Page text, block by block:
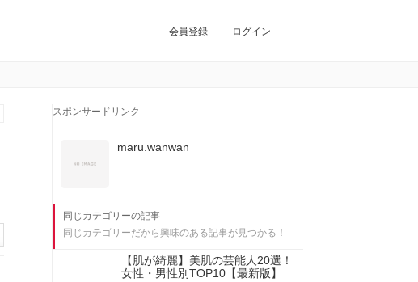
会員登録 ログイン
スポンサードリンク
maru.wanwan
同じカテゴリーの記事
同じカテゴリーだから興味のある記事が見つかる！
【肌が綺麗】美肌の芸能人20選！
女性・男性別TOP10【最新版】